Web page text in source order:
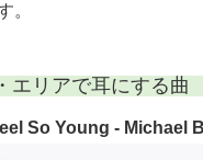
。
エリアで耳にする
So Young - Michael